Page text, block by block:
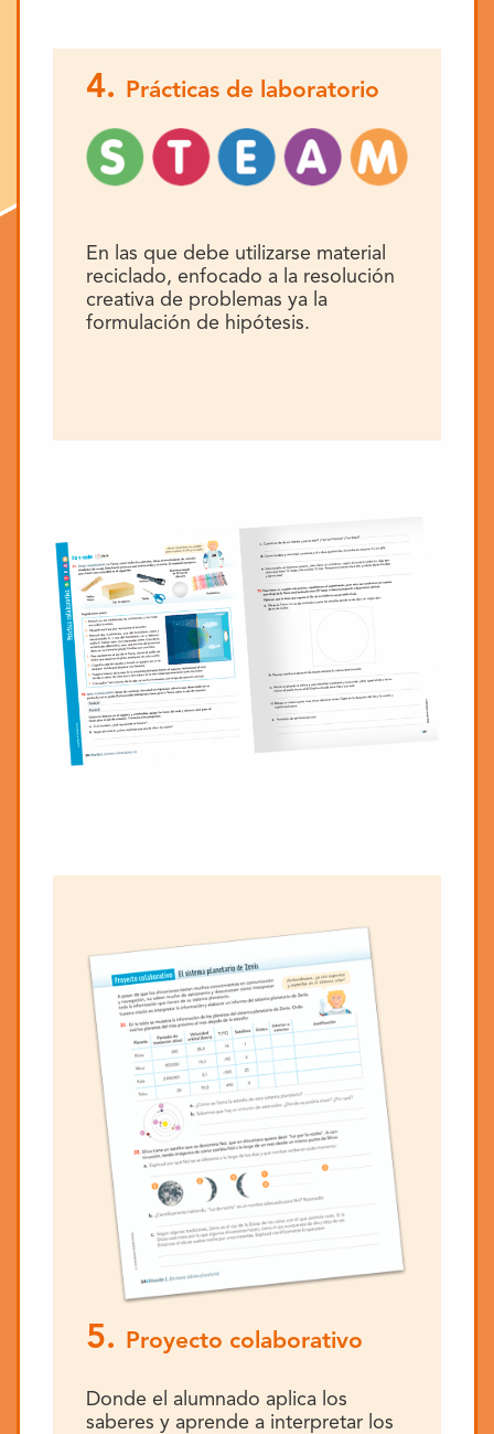
4. Prácticas de laboratorio
En las que debe utilizarse material
reciclado, enfocado a la resolución
creativa de problemas ya la
formulación de hipótesis.
5. Proyecto colaborativo
Donde el alumnado aplica los
saberes y aprende a interpretar los